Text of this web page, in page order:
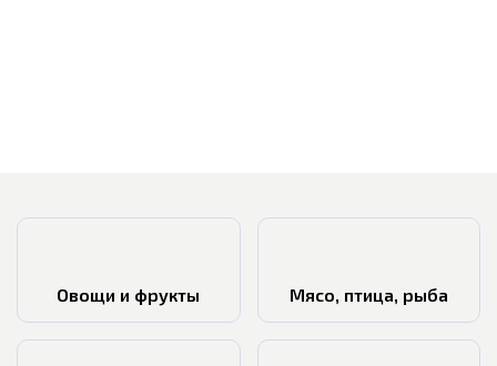
Овощи и фрукты Мясо, птица, рыба